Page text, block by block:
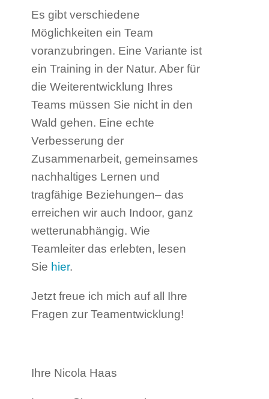
Es gibt verschiedene
Möglichkeiten ein Team
voranzubringen. Eine Variante ist
ein Training in der Natur. Aber für
die Weiterentwicklung Ihres
Teams müssen Sie nicht in den
Wald gehen. Eine echte
Verbesserung der
Zusammenarbeit, gemeinsames
nachhaltiges Lernen und
tragfähige Beziehungen– das
erreichen wir auch Indoor, ganz
wetterunabhängig. Wie
Teamleiter das erlebten, lesen
Sie hier.
Jetzt freue ich mich auf all Ihre
Fragen zur Teamentwicklung!
Ihre Nicola Haas